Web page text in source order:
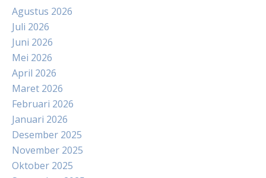
Agustus 2026
Juli 2026
Juni 2026
Mei 2026
April 2026
Maret 2026
Februari 2026
Januari 2026
Desember 2025
November 2025
Oktober 2025